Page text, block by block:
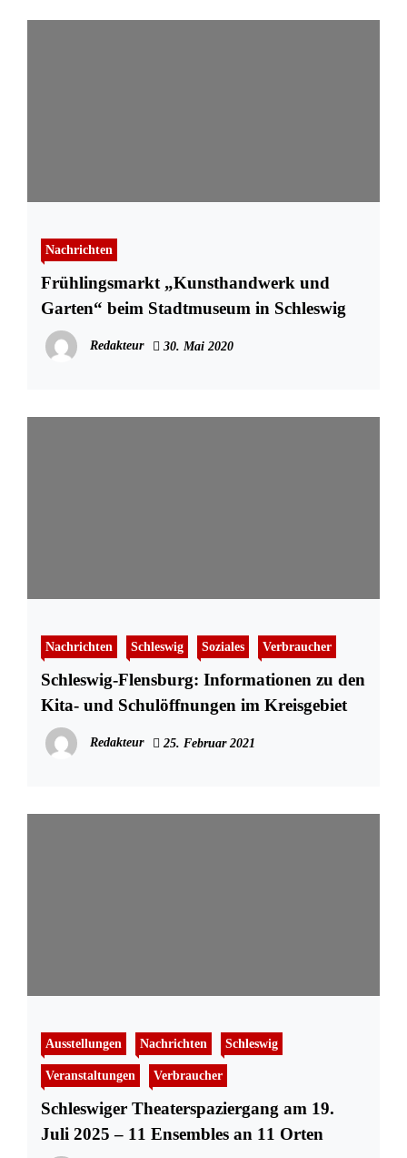
Nachrichten
Frühlingsmarkt „Kunsthandwerk und
Garten“ beim Stadtmuseum in Schleswig
Redakteur 30. Mai 2020
Nachrichten Schleswig Soziales Verbraucher
Schleswig-Flensburg: Informationen zu den
Kita- und Schulöffnungen im Kreisgebiet
Redakteur 25. Februar 2021
Ausstellungen Nachrichten Schleswig
Veranstaltungen Verbraucher
Schleswiger Theaterspaziergang am 19.
Juli 2025 – 11 Ensembles an 11 Orten